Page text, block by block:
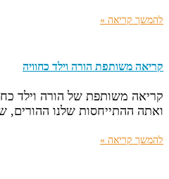
להמשך קריאה »
קריאה משותפת הורה וילד כחוויה
קריאה משותפת של הורה וילד
ואתה ההתייחסות שלנו ההורים,
להמשך קריאה »